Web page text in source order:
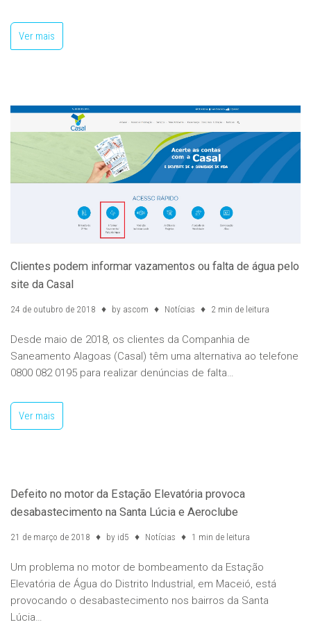
Ver mais
Clientes podem informar vazamentos ou falta de água pelo
site da Casal
24 de outubro de 2018 by ascom Notícias 2 min de leitura
Desde maio de 2018, os clientes da Companhia de
Saneamento Alagoas (Casal) têm uma alternativa ao telefone
0800 082 0195 para realizar denúncias de falta…
Ver mais
Defeito no motor da Estação Elevatória provoca
desabastecimento na Santa Lúcia e Aeroclube
21 de março de 2018 by id5 Notícias 1 min de leitura
Um problema no motor de bombeamento da Estação
Elevatória de Água do Distrito Industrial, em Maceió, está
provocando o desabastecimento nos bairros da Santa
Lúcia…